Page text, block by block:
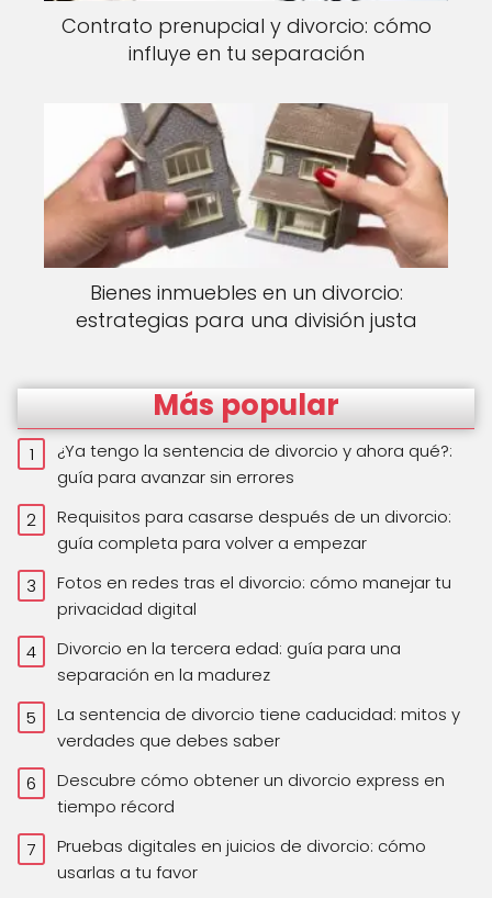
Contrato prenupcial y divorcio: cómo
influye en tu separación
Bienes inmuebles en un divorcio:
estrategias para una división justa
Más popular
¿Ya tengo la sentencia de divorcio y ahora qué?:
guía para avanzar sin errores
Requisitos para casarse después de un divorcio:
guía completa para volver a empezar
Fotos en redes tras el divorcio: cómo manejar tu
privacidad digital
Divorcio en la tercera edad: guía para una
separación en la madurez
La sentencia de divorcio tiene caducidad: mitos y
verdades que debes saber
Descubre cómo obtener un divorcio express en
tiempo récord
Pruebas digitales en juicios de divorcio: cómo
usarlas a tu favor